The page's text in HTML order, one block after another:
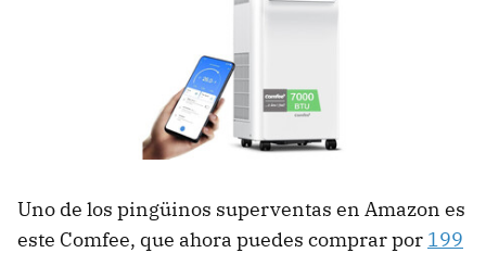
Uno de los pingüinos superventas en Amazon es
este Comfee, que ahora puedes comprar por 199